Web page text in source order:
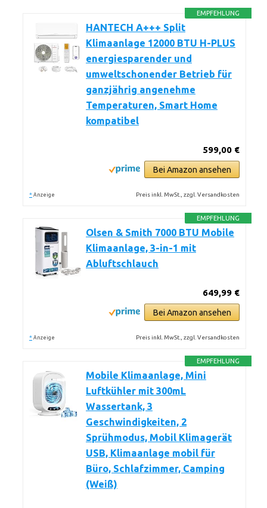
EMPFEHLUNG
HANTECH A+++ Split
Klimaanlage 12000 BTU H-PLUS
energiesparender und
umweltschonender Betrieb für
ganzjährig angenehme
Temperaturen, Smart Home
kompatibel
599,00 €
Bei Amazon ansehen
* Anzeige Preis inkl. MwSt., zzgl. Versandkosten
EMPFEHLUNG
Olsen & Smith 7000 BTU Mobile
Klimaanlage, 3-in-1 mit
Abluftschlauch
649,99 €
Bei Amazon ansehen
* Anzeige Preis inkl. MwSt., zzgl. Versandkosten
EMPFEHLUNG
Mobile Klimaanlage, Mini
Luftkühler mit 300mL
Wassertank, 3
Geschwindigkeiten, 2
Sprühmodus, Mobil Klimagerät
USB, Klimaanlage mobil für
Büro, Schlafzimmer, Camping
(Weiß)